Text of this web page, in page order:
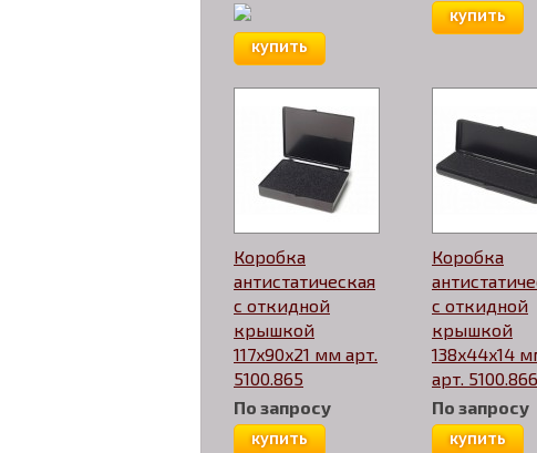
купить
купить
Коробка
антистатическая
с откидной
крышкой
117x90x21 мм арт.
5100.865
По запросу
купить
Коробка
с откидной
крышкой
138x44x14
арт. 5100.866
По запросу
купить